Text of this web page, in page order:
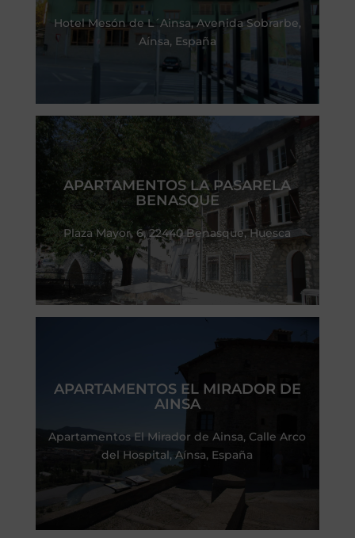
Hotel Mesón de L´Ainsa, Avenida Sobrarbe,
Aínsa, España
APARTAMENTOS LA PASARELA
BENASQUE
Plaza Mayor, 6, 22440 Benasque, Huesca
APARTAMENTOS EL MIRADOR DE
AINSA
Apartamentos El Mirador de Ainsa, Calle Arco
del Hospital, Aínsa, España